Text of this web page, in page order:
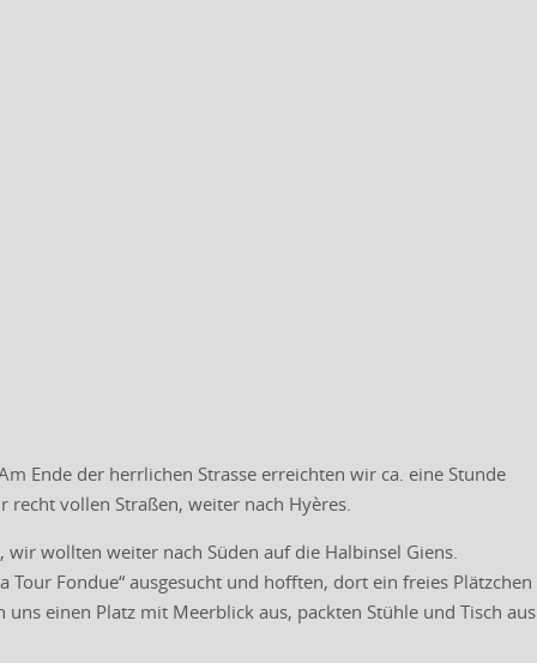
Ende der herrlichen Strasse erreichten wir ca. eine Stunde
vollen Straßen, weiter nach Hyères.
wollten weiter nach Süden auf die Halbinsel Giens.
Fondue“ ausgesucht und hofften, dort ein freies Plätzchen
einen Platz mit Meerblick aus, packten Stühle und Tisch aus